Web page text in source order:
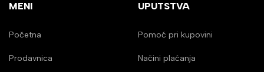
MENI
Početna
Prodavnica
UPUTSTVA
Pomoć pri kupovini
Načini plaćanja